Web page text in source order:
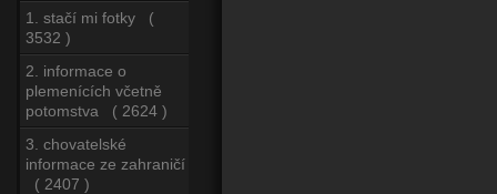
1. stačí mi fotky (
3532 )
2. informace o
plemenících včetně
potomstva ( 2624 )
3. chovatelské
informace ze zahraničí
( 2407 )